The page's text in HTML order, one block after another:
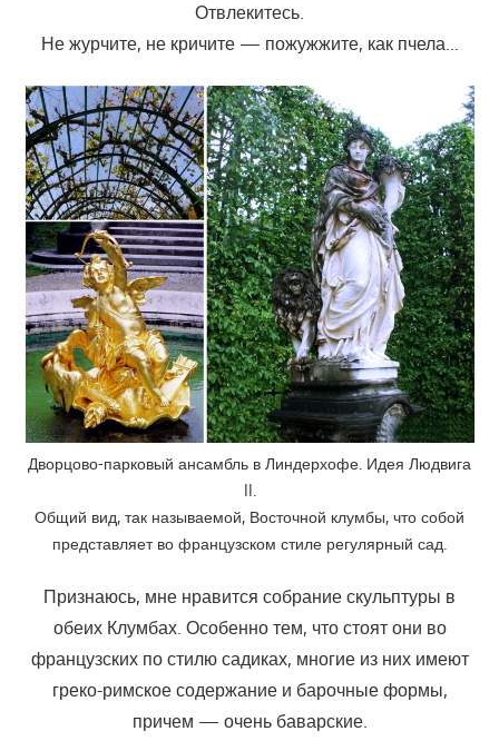
Отвлекитесь.
Не журчите, не кричите — пожужжите, как пчела…
Дворцово-парковый ансамбль в Линдерхофе. Идея Людвига
II.
Общий вид, так называемой, Восточной клумбы, что собой
представляет во французском стиле регулярный сад.
Признаюсь, мне нравится собрание скульптуры в
обеих Клумбах. Особенно тем, что стоят они во
французских по стилю садиках, многие из них имеют
греко-римское содержание и барочные формы,
причем — очень баварские.